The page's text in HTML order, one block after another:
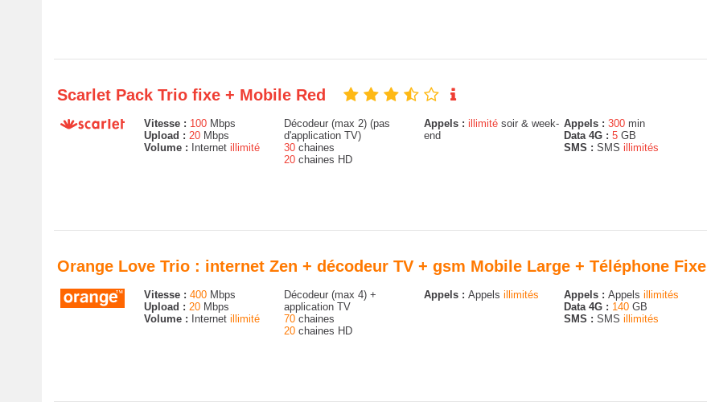
Scarlet Pack Trio fixe + Mobile Red
Vitesse : 100Mbps
Upload : 20Mbps
Volume :
Internet illimité
Décodeur (max 2) (pas
d'application TV)
30chaines
20chaines HD
Appels : illimitésoir & week-
end
Appels : 300min
Data 4G : 5GB
SMS : SMS illimités
Orange Love Trio : internet Zen + décodeur TV + gsm Mobile Large + Téléphone Fixe
Vitesse : 400Mbps
Upload : 20Mbps
Volume :
Internet illimité
Décodeur (max 4) +
application TV
70chaines
20chaines HD
Appels : Appels illimités Appels : Appels illimités
Data 4G : 140GB
SMS : SMS illimités